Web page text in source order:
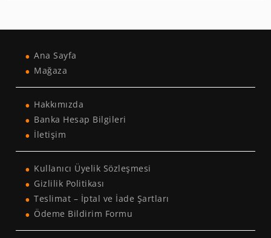
Ana Sayfa
Mağaza
Hakkımızda
Banka Hesap Bilgileri
İletişim
Kullanıcı Üyelik Sözleşmesi
Gizlilik Politikası
Teslimat – İptal ve İade Şartları
Ödeme Bildirim Formu